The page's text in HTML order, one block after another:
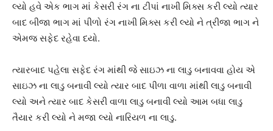
લ્યો હવે એક ભાગ માં કેસરી રંગ ના ટીપાં નાખી મિક્સ કરી લ્યો ત્યાર
બાદ બીજા ભાગ માં પીળો રંગ નાખી મિક્સ કરી લ્યો ને ત્રીજા ભાગ ને
એમજ સફેદ રહેવા દયો.
ત્યારબાદ પહેલા સફેદ રંગ માંથી જે સાઇઝ ના લાડુ બનાવવા હોય એ
સાઇઝ ના લાડુ બનાવી લ્યો ત્યાર બાદ પીળા વાળા માંથી લાડુ બનાવી
લ્યો અને ત્યાર બાદ કેસરી વાળા લાડુ બનાવી લ્યો આમ બધા લાડુ
તૈયાર કરી લ્યો ને મજા લ્યો નારિયળ ના લાડુ.